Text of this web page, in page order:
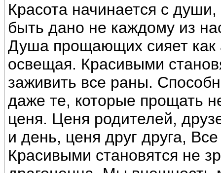
Красота начинается с
быть дано не каждому из
Душа прощающих сияет как
освещая. Красивыми
заживить все раны.
даже те, которые прощать
ценя. Ценя родителей,
и день, ценя друг друга,
Красивыми становятся не